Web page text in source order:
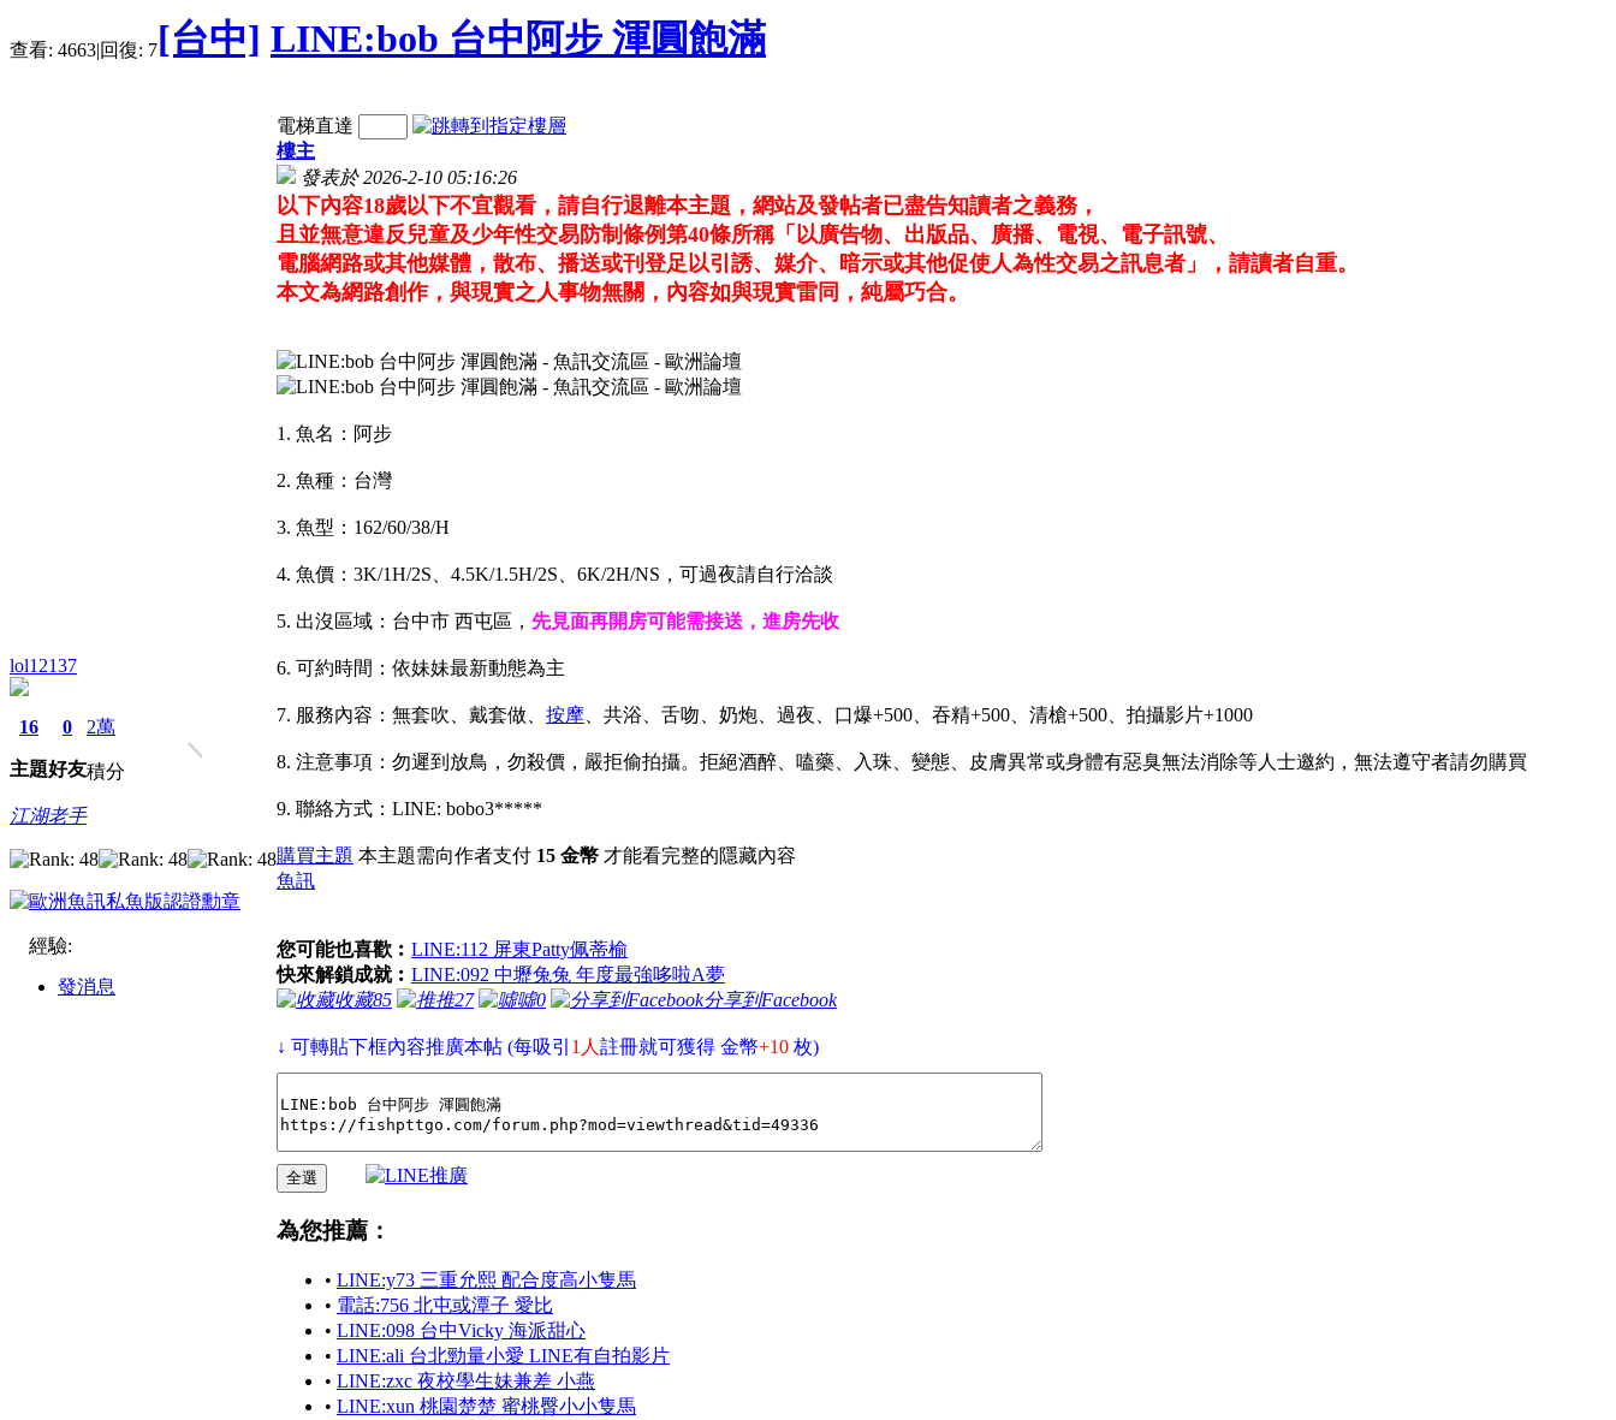
查看: 4663|回復: 7[台中] LINE:bob 台中阿步 渾圓飽滿
lol12137
16
主題
0
好友
2萬
積分
江湖老手
經驗:
發消息
電梯直達
樓主
發表於 2026-2-10 05:16:26
以下內容18歲以下不宜觀看，請自行退離本主題，網站及發帖者已盡告知讀者之義務，
且並無意違反兒童及少年性交易防制條例第40條所稱「以廣告物、出版品、廣播、電視、電子訊號、
電腦網路或其他媒體，散布、播送或刊登足以引誘、媒介、暗示或其他促使人為性交易之訊息者」，請讀者自重。
本文為網路創作，與現實之人事物無關，內容如與現實雷同，純屬巧合。
1. 魚名：阿步
2. 魚種：台灣
3. 魚型：162/60/38/H
4. 魚價：3K/1H/2S、4.5K/1.5H/2S、6K/2H/NS，可過夜請自行洽談
5. 出沒區域：台中市 西屯區， 先見面再開房可能需接送，進房先收
6. 可約時間：依妹妹最新動態為主
7. 服務內容：無套吹、戴套做、 按摩 、共浴、舌吻、奶炮、過夜、口爆+500、吞精+500、清槍+500、拍攝影片+1000
8. 注意事項：勿遲到放鳥，勿殺價，嚴拒偷拍攝。拒絕酒醉、嗑藥、入珠、變態、皮膚異常或身體有惡臭無法消除等人士邀約，無法遵守者請勿購買
9. 聯絡方式：LINE: bobo3*****
購買主題 本主題需向作者支付 15 金幣 才能看完整的隱藏內容
魚訊
您可能也喜歡︰ LINE:112 屏東Patty佩蒂榆
快來解鎖成就︰ LINE:092 中壢兔兔 年度最強哆啦A夢
收藏85 推27 噓0 分享到Facebook
↓ 可轉貼下框內容推廣本帖 (每吸引 1人 註冊就可獲得 金幣+10 枚)
為您推薦：
• LINE:y73 三重允熙 配合度高小隻馬
• 電話:756 北屯或潭子 愛比
• LINE:098 台中Vicky 海派甜心
• LINE:ali 台北勁量小愛 LINE有自拍影片
• LINE:zxc 夜校學生妹兼差 小燕
• LINE:xun 桃園楚楚 蜜桃臀小小隻馬